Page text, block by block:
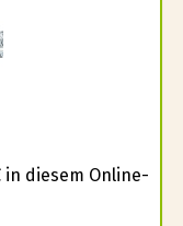
in diesem Online-